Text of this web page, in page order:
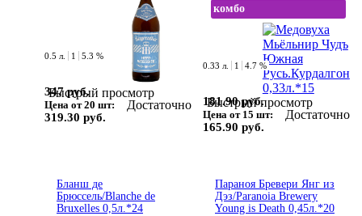
Быстрый просмотр
0.5 л. 1 5.3 %
347 руб.
Цена от 20 шт:
319.30 руб.
Достаточно
комбо
Быстрый просмотр
0.33 л. 1 4.7 %
181.90 руб.
Цена от 15 шт:
165.90 руб.
Достаточно
Бланш де
Брюссель/Blanche de
Bruxelles 0,5л.*24
Параноя Бревери Янг из
Дэз/Paranoia Brewery
Young is Death 0,45л.*20